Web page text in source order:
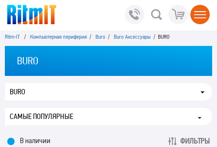
Ritm-IT / Компьютерная периферия / Buro / Buro Аксессуары / BURO
BURO
BURO
В наличии ФИЛЬТРЫ